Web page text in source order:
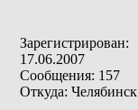
Зарегистрирован:
17.06.2007
Сообщения: 157
Откуда: Челябинск